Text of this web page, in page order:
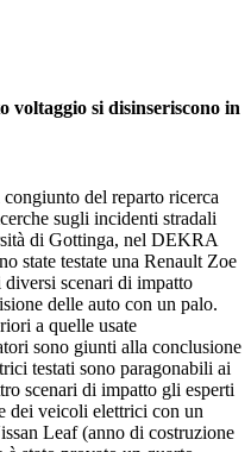
voltaggio si disinseriscono in
del reparto ricerca
sugli incidenti stradali
di Gottinga, nel DEKRA
state testate una Renault Zoe
scenari di impatto
delle auto con un palo.
a quelle usate
sono giunti alla conclusione
testati sono paragonabili ai
scenari di impatto gli esperti
dei veicoli elettrici con un
Leaf (anno di costruzione